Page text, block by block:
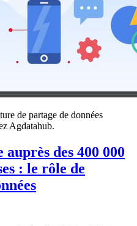
de partage de données
Agdatahub.
des 400 000
: le rôle de